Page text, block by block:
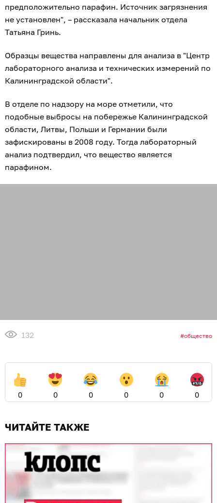
предположительно парафин. Источник загрязнения
не установлен", – рассказала начальник отдела
Татьяна Гринь.
Образцы вещества направлены для анализа в "Центр
лабораторного анализа и технических измерений по
Калининградской области".
В отделе по надзору на море отметили, что
подобные выбросы на побережье Калининградской
области, Литвы, Польши и Германии были
зафискированы в 2008 году. Тогда лабораторный
анализ подтвердил, что вещество является
парафином.
132 общество
0 0 0 0 0 0
ЧИТАЙТЕ ТАКЖЕ